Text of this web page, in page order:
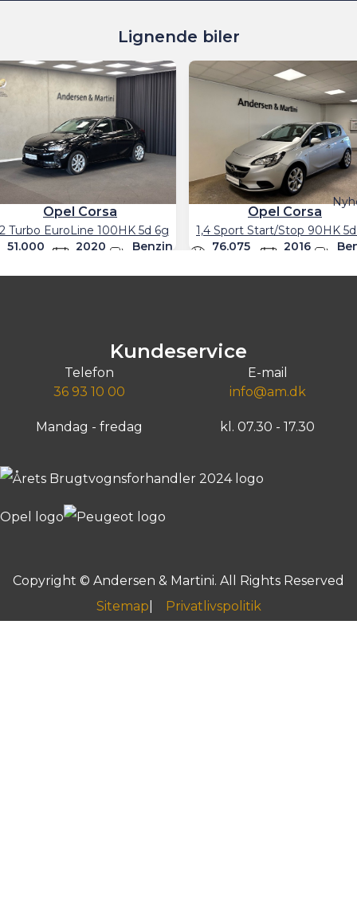
Lignende biler
Opel Corsa
Turbo EuroLine 100HK 5d 6g
51.000
2020 Benzin
Opel Corsa
1,4 Sport Start/Stop 90HK
76.075
2016
Søborg, Gladsaxevej 340
Kundeservice
Telefon
36 93 10 00
E-mail
info@am.dk
Mandag - fredag kl. 07.30 - 17.30
Copyright © Andersen & Martini. All Rights Reserved
Sitemap
Privatlivspolitik